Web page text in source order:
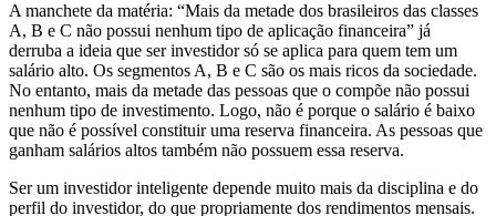
A manchete da matéria: “Mais da metade dos brasileiros das classes
A, B e C não possui nenhum tipo de aplicação financeira” já
derruba a ideia que ser investidor só se aplica para quem tem um
salário alto. Os segmentos A, B e C são os mais ricos da sociedade.
No entanto, mais da metade das pessoas que o compõe não possui
nenhum tipo de investimento. Logo, não é porque o salário é baixo
que não é possível constituir uma reserva financeira. As pessoas que
ganham salários altos também não possuem essa reserva.
Ser um investidor inteligente depende muito mais da disciplina e do
perfil do investidor, do que propriamente dos rendimentos mensais.